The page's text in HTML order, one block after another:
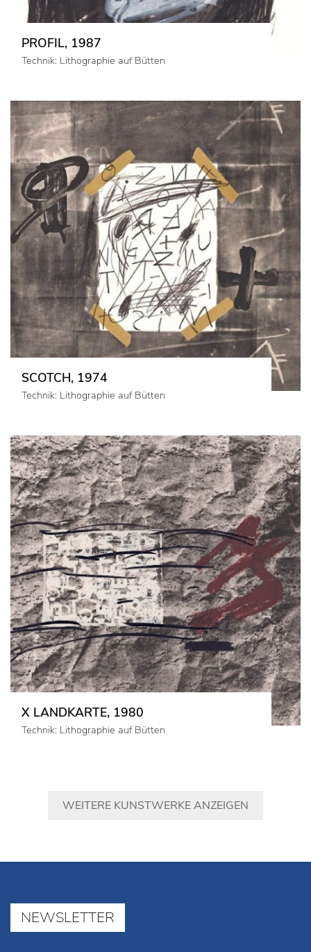
PROFIL, 1987
Technik: Lithographie auf Bütten
SCOTCH, 1974
Technik: Lithographie auf Bütten
X LANDKARTE, 1980
Technik: Lithographie auf Bütten
WEITERE KUNSTWERKE ANZEIGEN
NEWSLETTER